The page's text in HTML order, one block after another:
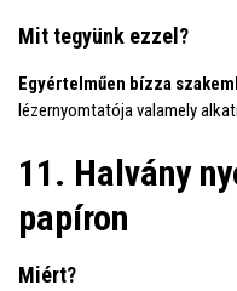
Mit tegyünk ezzel?
Egyértelműen bízza
lézernyomtatója valamely
11. Halvány
papíron
Miért?